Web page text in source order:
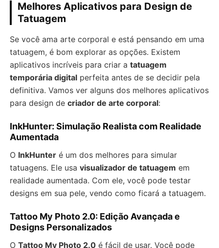
Melhores Aplicativos para Design de
Tatuagem
Se você ama arte corporal e está pensando em uma
tatuagem, é bom explorar as opções. Existem
aplicativos incríveis para criar a tatuagem
temporária digital perfeita antes de se decidir pela
definitiva. Vamos ver alguns dos melhores aplicativos
para design de criador de arte corporal:
InkHunter: Simulação Realista com Realidade
Aumentada
O InkHunter é um dos melhores para simular
tatuagens. Ele usa visualizador de tatuagem em
realidade aumentada. Com ele, você pode testar
designs em sua pele, vendo como ficará a tatuagem.
Tattoo My Photo 2.0: Edição Avançada e
Designs Personalizados
O Tattoo My Photo 2.0 é fácil de usar. Você pode